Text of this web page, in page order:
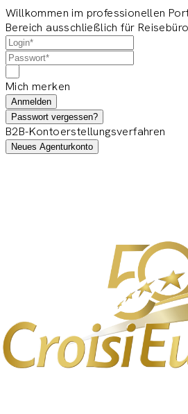
Willkommen im professionellen
Bereich ausschließlich für
Mich merken
Anmelden
Passwort vergessen?
B2B-Kontoerstellungsverfahren
Neues Agenturkonto